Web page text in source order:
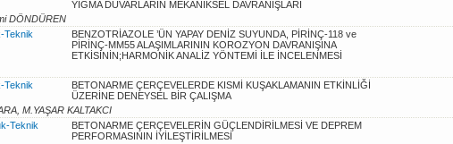
YIĞMA DUVARLARIN MEKANİKSEL DAVRANIŞLARI
DÖNDÜREN
Teknik
BENZOTRİAZOLE ’ÜN YAPAY DENİZ SUYUNDA, PİRİNÇ-118 ve
PİRİNÇ-MM55 ALAŞIMLARININ KOROZYON DAVRANIŞINA
ETKİSİNİN;HARMONİK ANALİZ YÖNTEMİ İLE İNCELENMESİ
Teknik
BETONARME ÇERÇEVELERDE KISMİ KUŞAKLAMANIN ETKİNLİĞİ
ÜZERİNE DENEYSEL BİR ÇALIŞMA
M.YAŞAR KALTAKCI
Teknik
BETONARME ÇERÇEVELERİN GÜÇLENDİRİLMESİ VE DEPREM
PERFORMASININ İYİLEŞTİRİLMESİ